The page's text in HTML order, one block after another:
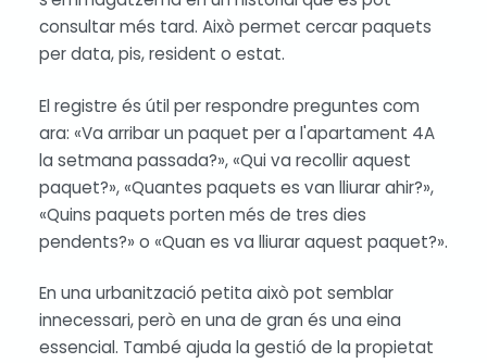
consultar més tard. Això permet cercar paquets
per data, pis, resident o estat.
El registre és útil per respondre preguntes com
ara: «Va arribar un paquet per a l'apartament 4A
la setmana passada?», «Qui va recollir aquest
paquet?», «Quantes paquets es van lliurar ahir?»,
«Quins paquets porten més de tres dies
pendents?» o «Quan es va lliurar aquest paquet?».
En una urbanització petita això pot semblar
innecessari, però en una de gran és una eina
essencial. També ajuda la gestió de la propietat